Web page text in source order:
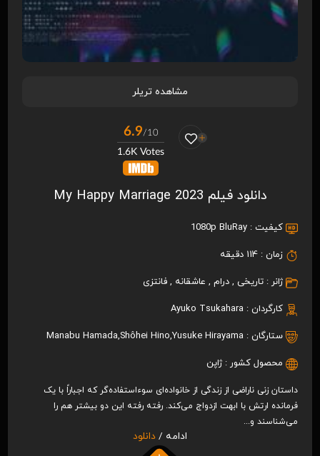
مشاهده تریلر
6.9/10
1.6K Votes
دانلود فیلم My Happy Marriage 2023
کیفیت : 1080p BluRay
زمان : 114 دقیقه
ژانر : تاریخی ,درام , عاشقانه ,فانتزی
کارگردان : Ayuko Tsukahara
ستارگان : Manabu Hamada,Shôhei Hino,Yusuke Hirayama
محصول کشور : ژاپن
داستان زنی ناراضی از زندگی از خانواده‌ای سوءاستفاده‌گر که اجباراً با یک
فرمانده ارتش با ابهت ازدواج می‌کند. رفته رفته این دو بیشتر هم را
می‌شناسند و...
ادامه / دانلود